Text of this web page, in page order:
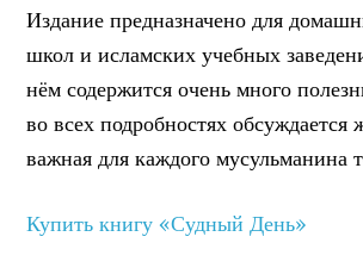
Издание предназначено для
школ и исламских учебных
нём содержится очень много
во всех подробностях обсуждается
важная для каждого мусульманина
Купить книгу «Судный День»